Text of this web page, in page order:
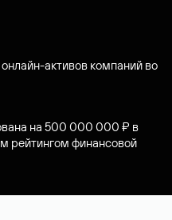
активов компаний во
на 500 000 000 ₽ в
рейтингом финансовой